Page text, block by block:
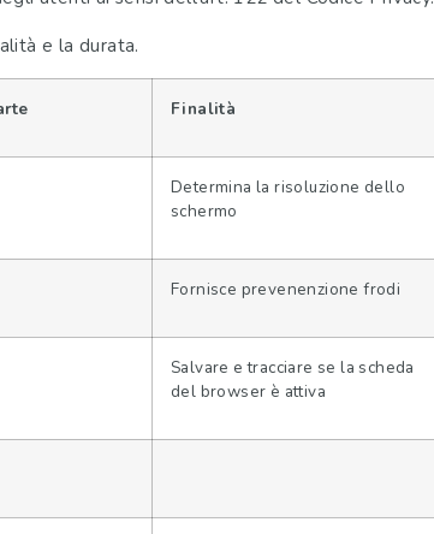
e la durata.
Finalità
Determina la risoluzione dello
schermo
Fornisce prevenenzione frodi
Salvare e tracciare se la scheda
del browser è attiva